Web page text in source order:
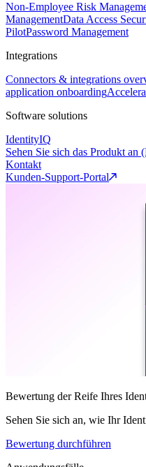
Non-Employee Risk
ManagementData Access
PilotPassword Management
Integrations
Connectors & integrations
application onboarding
Software solutions
IdentityIQ
Sehen Sie sich das Produkt an
Kontakt
Kunden-Support-Portal
Bewertung der Reife Ihres
Sehen Sie sich an, wie Ihr
Bewertung durchführen